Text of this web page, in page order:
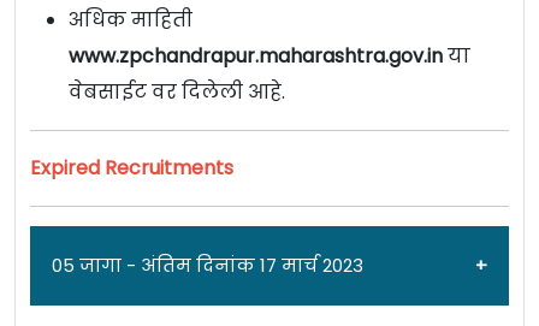
अधिक माहिती
www.zpchandrapur.maharashtra.gov.inया
वेबसाईट वर दिलेली आहे.
Expired Recruitments
05 जागा - अंतिम दिनांक 17 मार्च 2023